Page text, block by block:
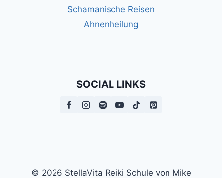
Schamanische Reisen
Ahnenheilung
SOCIAL LINKS
© 2026 StellaVita Reiki Schule von Mike